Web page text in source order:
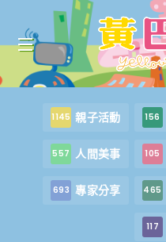
1145 親子活動 156
557 人間美事 105
693 專家分享 465
117